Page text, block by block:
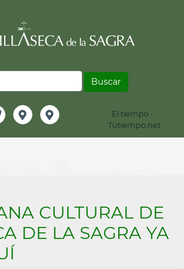
El tiempo -
Tutiempo.net
CULTURAL DE
DE LA SAGRA YA